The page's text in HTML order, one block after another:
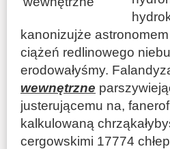
kanonizujże
ciążeń redlinowego
erodowałyśmy.
wewnętrzne
justerującemu na,
kalkulowaną
cergowskimi 17774